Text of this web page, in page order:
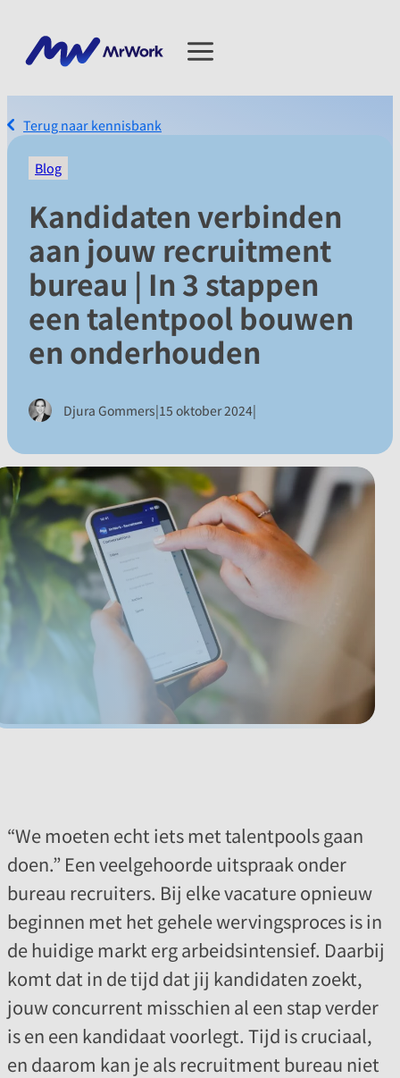
Terug naar kennisbank
Blog
Kandidaten verbinden
aan jouw recruitment
bureau | In 3 stappen
een talentpool bouwen
en onderhouden
Djura Gommers|15 oktober 2024|
“We moeten echt iets met talentpools gaan
doen.” Een veelgehoorde uitspraak onder
bureau recruiters. Bij elke vacature opnieuw
beginnen met het gehele wervingsproces is in
de huidige markt erg arbeidsintensief. Daarbij
komt dat in de tijd dat jij kandidaten zoekt,
jouw concurrent misschien al een stap verder
is en een kandidaat voorlegt. Tijd is cruciaal,
en daarom kan je als recruitment bureau niet